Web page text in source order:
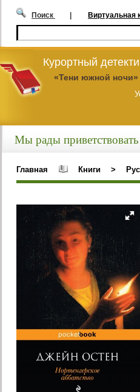
Поиск | Виртуальная
Курортный
«Тени южной ночи»
Мы рады
Главная Книги >